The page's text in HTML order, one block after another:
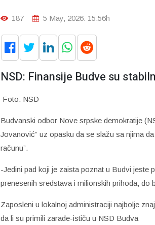
187 5 May, 2026. 15:56h
NSD: Finansije Budve su
Foto: NSD
Budvanski odbor Nove srpske demokratije
Jovanović” uz opasku da se slažu sa njima
računu”.
-Jedini pad koji je zaista poznat u Budvi jeste
prenesenih sredstava i milionskih prihoda, do
Zaposleni u lokalnoj administraciji najbolje
da li su primili zarade-ističu u NSD Budva